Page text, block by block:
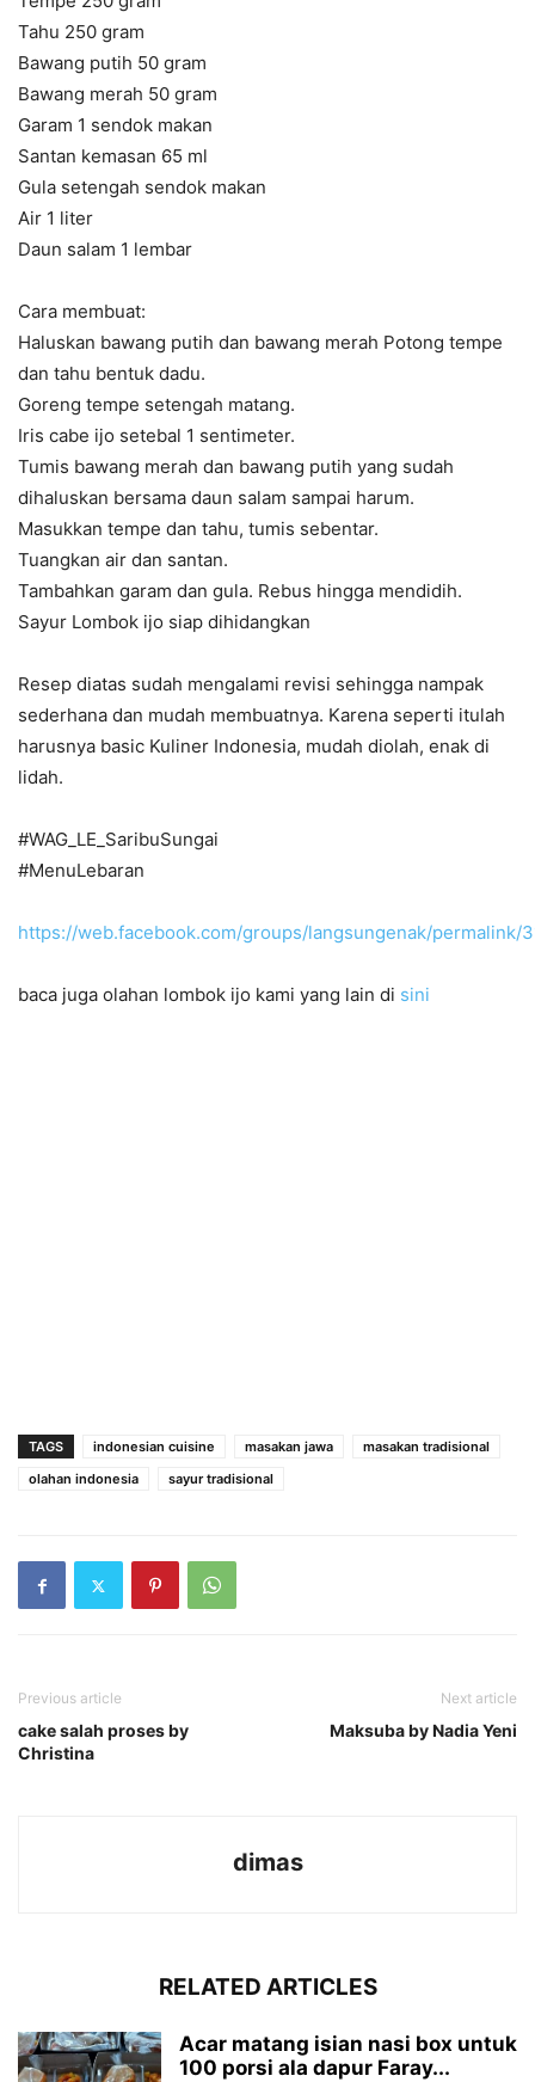
Tahu 250 gram
Bawang putih 50 gram
Bawang merah 50 gram
Garam 1 sendok makan
Santan kemasan 65 ml
Gula setengah sendok makan
Air 1 liter
Daun salam 1 lembar
Cara membuat:
Haluskan bawang putih dan bawang merah Potong tempe
dan tahu bentuk dadu.
Goreng tempe setengah matang.
Iris cabe ijo setebal 1 sentimeter.
Tumis bawang merah dan bawang putih yang sudah
dihaluskan bersama daun salam sampai harum.
Masukkan tempe dan tahu, tumis sebentar.
Tuangkan air dan santan.
Tambahkan garam dan gula. Rebus hingga mendidih.
Sayur Lombok ijo siap dihidangkan
Resep diatas sudah mengalami revisi sehingga nampak
sederhana dan mudah membuatnya. Karena seperti itulah
harusnya basic Kuliner Indonesia, mudah diolah, enak di
lidah.
#WAG_LE_SaribuSungai
#MenuLebaran
https://web.facebook.com/groups/langsungenak/permalink/
baca juga olahan lombok ijo kami yang lain di sini
TAGS indonesian cuisine masakan jawa
masakan tradisional
olahan indonesia
sayur tradisional
Previous article
cake salah proses by
Christina
Next article
Maksuba by Nadia Yeni
dimas
RELATED ARTICLES
Acar matang isian nasi box untuk
100 porsi ala dapur Faray...